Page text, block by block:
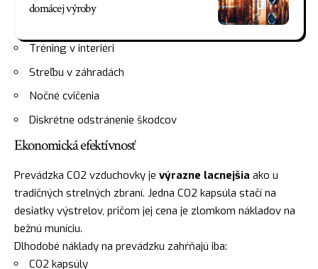
domácej výroby
Tréning v interiéri
Streľbu v záhradách
Nočné cvičenia
Diskrétne odstránenie škodcov
Ekonomická efektívnosť
Prevádzka CO2 vzduchovky je výrazne lacnejšia ako u
tradičných strelných zbraní. Jedna CO2 kapsúla stačí na
desiatky výstrelov, pričom jej cena je zlomkom nákladov na
bežnú muníciu.
Dlhodobé náklady na prevádzku zahŕňajú iba:
CO2 kapsúly